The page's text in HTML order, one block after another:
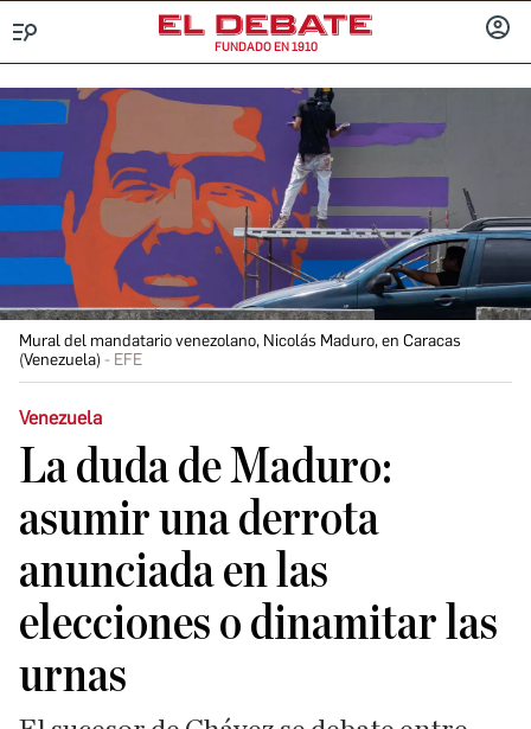
FUNDADO EN 1910
Mural del mandatario venezolano, Nicolás Maduro, en Caracas
(Venezuela)
EFE
Venezuela
La duda de Maduro:
asumir una derrota
anunciada en las
elecciones o dinamitar las
urnas